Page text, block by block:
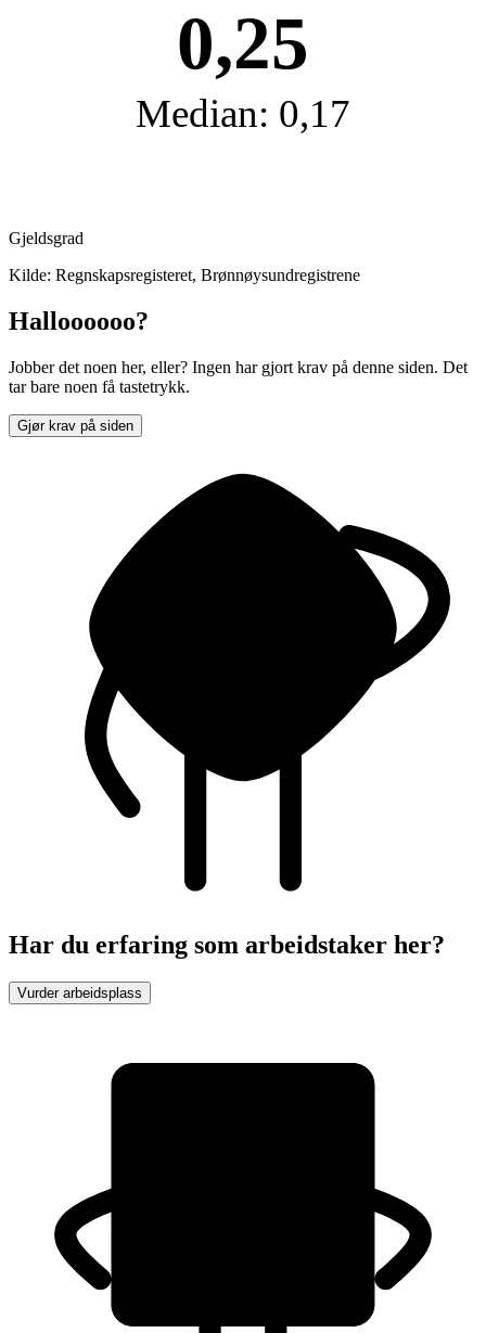
0,25
Median: 0,17
Gjeldsgrad
Kilde: Regnskapsregisteret, Brønnøysundregistrene
Halloooooo?
Jobber det noen her, eller? Ingen har gjort krav på denne siden. Det
tar bare noen få tastetrykk.
Gjør krav på siden
Har du erfaring som arbeidstaker her?
Vurder arbeidsplass